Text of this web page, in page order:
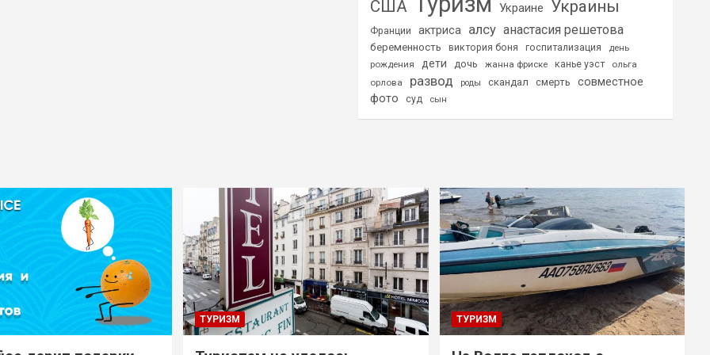
США Украине Украины
Франции актриса алсу анастасия решетова
беременность виктория боня госпитализация
день
рождения
дети дочь жанна фриске канье уэст
ольга
орлова
развод роды скандал смерть
совместное
фото
суд сын
ТУРИЗМ ТУРИЗМ